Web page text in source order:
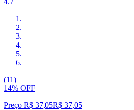
4.7
(11)
14% OFF
Preço R$ 37,05R$ 37,05